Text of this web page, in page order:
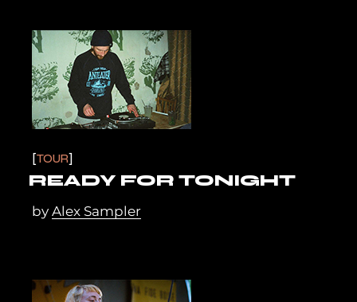
TOUR
READY FOR TONIGHT
byAlex Sampler